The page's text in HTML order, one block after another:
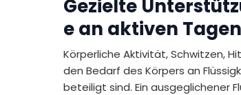
Gezielte
e an aktiven Tagen
Körperliche Aktivität, Schwitzen,
den Bedarf des Körpers an
beteiligt sind. Ein ausgeglichener